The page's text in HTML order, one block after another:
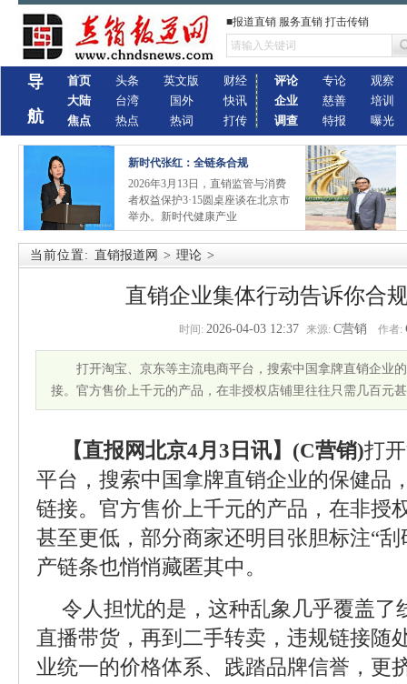
■报道直销 服务直销 打击传销
导
航
首页
大陆
焦点
头条
台湾
热点
英文版
国外
热词
财经
快讯
打传
评论
企业
调查
专论
慈善
特报
观察
培训
曝光
新时代张红：全链条合规
2026年3月13日，直销监管与消费
者权益保护3·15圆桌座谈在北京市
举办。新时代健康产业
当前位置: 直销报道网 > 理论 >
直销企业集体行动告诉你合
时间: 2026-04-03 12:37 来源: C营销 作者:
打开淘宝、京东等主流电商平台，搜索中国拿牌直销企业
接。官方售价上千元的产品，在非授权店铺里往往只需几百元
【直报网北京4月3日讯】(C营销)打
平台，搜索中国拿牌直销企业的保健品
链接。官方售价上千元的产品，在非授
甚至更低，部分商家还明目张胆标注“
产链条也悄悄藏匿其中。
令人担忧的是，这种乱象几乎覆盖了
直播带货，再到二手转卖，违规链接随
业统一的价格体系、践踏品牌信誉，更